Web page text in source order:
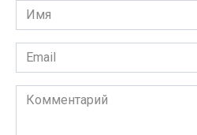
Имя
*
Email
*
Комментарий